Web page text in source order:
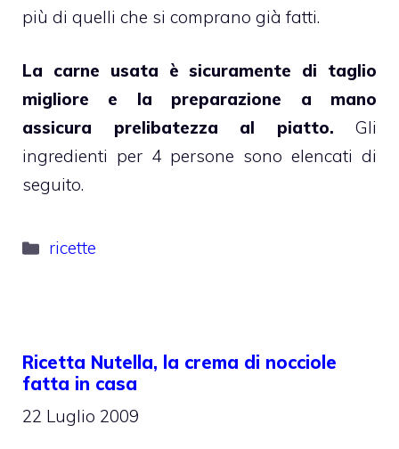
più di quelli che si comprano già fatti.
La carne usata è sicuramente di taglio
migliore e la preparazione a mano
assicura prelibatezza al piatto. Gli
ingredienti per 4 persone sono elencati di
seguito.
Categorie
ricette
Ricetta Nutella, la crema di nocciole
fatta in casa
22 Luglio 2009